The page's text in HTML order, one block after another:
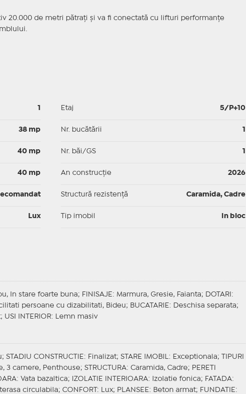
20.000 de metri pătrați și va fi conectată cu lifturi performanțe
38 mp
40 mp
40 mp
Lux
Etaj 5/P+10
Nr. bucătării
Nr. băi/GS
An construcție 2026
Structură rezistență Caramida, Cadre
Tip imobil In bloc
In stare foarte buna; FINISAJE : Marmura, Gresie, Faianta; DOTARI :
persoane cu dizabilitati, Bideu; BUCATARIE : Deschisa separata;
USI INTERIOR: Lemn masiv
STADIU CONSTRUCTIE : Finalizat; STARE IMOBIL : Exceptionala;
TIPURI
3 camere, Penthouse; STRUCTURA: Caramida, Cadre; PERETI
: Vata bazaltica; IZOLATIE INTERIOARA: Izolatie fonica; FATADA:
circulabila; CONFORT : Lux; PLANSEE : Beton armat; FUNDATIE :